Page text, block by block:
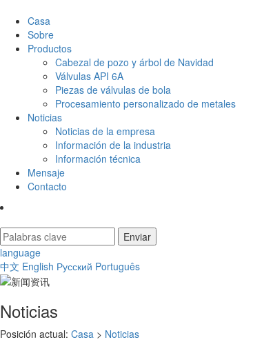
Casa
Sobre
Productos
Cabezal de pozo y árbol de Navidad
Válvulas API 6A
Piezas de válvulas de bola
Procesamiento personalizado de metales
Noticias
Noticias de la empresa
Información de la industria
Información técnica
Mensaje
Contacto
language
中文 English Русский Português
Noticias
Posición actual: Casa > Noticias